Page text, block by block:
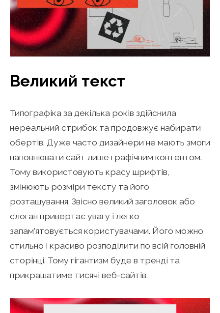
Великий текст
Типографіка за декілька років здійснила
нереальний стрибок та продовжує набирати
обертів. Дуже часто дизайнери не мають змоги
наповнювати сайт лише графічним контентом.
Тому використовують красу шрифтів,
змінюють розміри тексту та його
розташування. Звісно великий заголовок або
слоган привертає увагу і легко
запам’ятовується користувачами. Його можно
стильно і красиво розподілити по всій головній
сторінці. Тому гігантизм буде в тренді та
прикрашатиме тисячі веб-сайтів.